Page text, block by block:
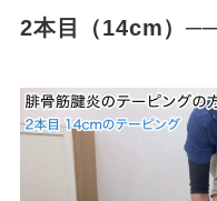
2本目（14cm）